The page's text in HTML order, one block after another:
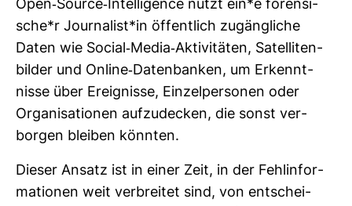
Open-​Source-​Intel­li­gence nutzt ein*e foren­si­
sche*r Jour­na­list*in öffent­lich zugäng­liche
Daten wie Social-​Media-​Akti­vi­täten, Satel­li­ten­
bilder und Online-​Daten­banken, um Erkennt­
nisse über Ereig­nisse, Ein­zel­per­sonen oder
Orga­ni­sa­tionen auf­zu­de­cken, die sonst ver­
borgen bleiben könnten.
Dieser Ansatz ist in einer Zeit, in der Fehl­in­for­
ma­tionen weit ver­breitet sind, von ent­schei­